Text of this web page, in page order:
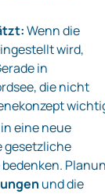
Wenn die
wird,
in
die nicht
eine neue
gesetzliche
und die